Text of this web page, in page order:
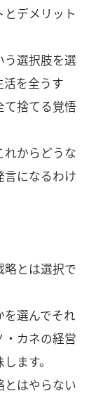
デメリット
う選択肢を選
を全うす
て捨てる覚悟
れからどうな
言になるわけ
とは選択で
選んでそれ
・カネの経営
ます。
とはやらない